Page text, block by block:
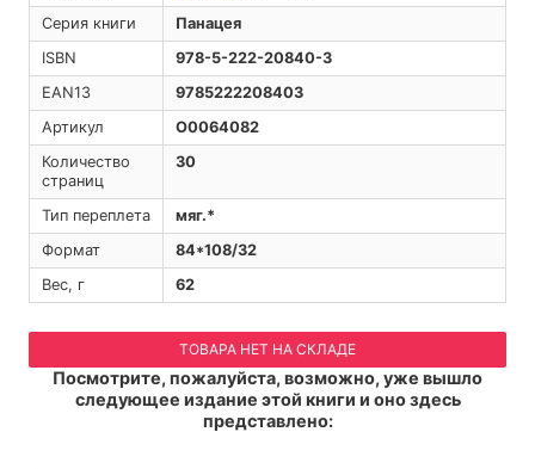
Серия книги
Панацея
ISBN
978-5-222-20840-3
EAN13
9785222208403
Артикул
O0064082
Количество
страниц
30
Тип переплета
мяг.*
Формат
84*108/32
Вес, г
62
ТОВАРА НЕТ НА СКЛАДЕ
Посмотрите, пожалуйста, возможно, уже вышло
следующее издание этой книги и оно здесь
представлено: